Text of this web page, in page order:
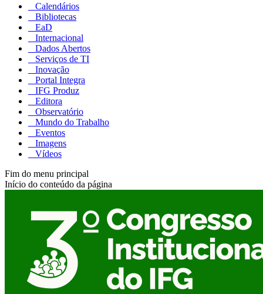
Calendários
Bibliotecas
EaD
Internacional
Dados Abertos
Serviços de TI
Inovação
Portal Integra
IFG Produz
Editora
Observatório
Mundo do Trabalho
Eventos
Imagens
Vídeos
Fim do menu principal
Início do conteúdo da página